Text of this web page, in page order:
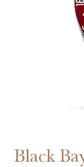
Black